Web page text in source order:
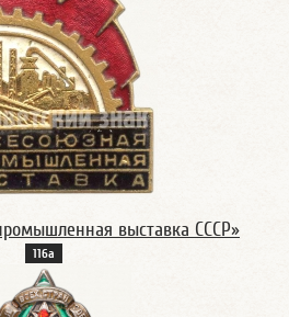
выставка СССР»
116а